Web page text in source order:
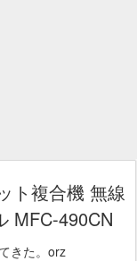
ト複合機 無線
MFC-490CN
きた。orz